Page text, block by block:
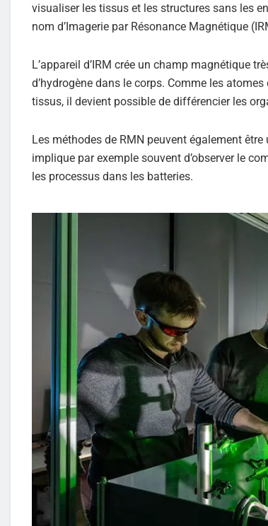
visualiser les tissus et les structures sans les
nom d’Imagerie par Résonance Magnétique
L’appareil d’IRM crée un champ magnétique
d’hydrogène dans le corps. Comme les
tissus, il devient possible de différencier les
Les méthodes de RMN peuvent également
implique par exemple souvent d’observer le
les processus dans les batteries.